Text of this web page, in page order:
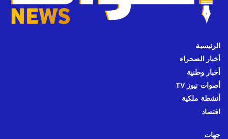
الرئيسية
أخبار الصحراء
أخبار وطنية
أصوات نيوز TV
أنشطة ملكية
اقتصاد
جهات